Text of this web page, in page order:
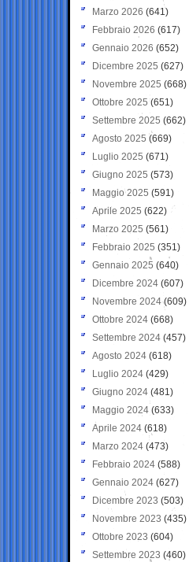
Marzo 2026 (641)
Febbraio 2026 (617)
Gennaio 2026 (652)
Dicembre 2025 (627)
Novembre 2025 (668)
Ottobre 2025 (651)
Settembre 2025 (662)
Agosto 2025 (669)
Luglio 2025 (671)
Giugno 2025 (573)
Maggio 2025 (591)
Aprile 2025 (622)
Marzo 2025 (561)
Febbraio 2025 (351)
Gennaio 2025 (640)
Dicembre 2024 (607)
Novembre 2024(609)
Ottobre 2024 (668)
Settembre 2024 (457)
Agosto 2024 (618)
Luglio 2024 (429)
Giugno 2024 (481)
Maggio 2024 (633)
Aprile 2024 (618)
Marzo 2024 (473)
Febbraio 2024 (588)
Gennaio 2024 (627)
Dicembre 2023 (503)
Novembre 2023 (435)
Ottobre 2023 (604)
Settembre 2023 (460)